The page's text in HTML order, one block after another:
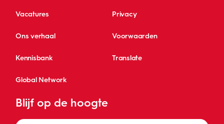
Vacatures Privacy
Ons verhaal Voorwaarden
Kennisbank Translate
Global Network
Blijf op de hoogte